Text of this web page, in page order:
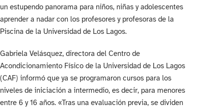
un estupendo panorama para niños, niñas y adolescentes
aprender a nadar con los profesores y profesoras de la
Piscina de la Universidad de Los Lagos.
Gabriela Velásquez, directora del Centro de
Acondicionamiento Físico de la Universidad de Los Lagos
(CAF) informó que ya se programaron cursos para los
niveles de iniciación a intermedio, es decir, para menores
entre 6 y 16 años. «Tras una evaluación previa, se dividen